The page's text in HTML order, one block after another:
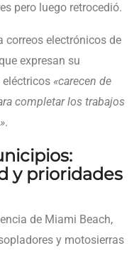
pero luego retrocedió.
correos electrónicos de
expresan su
eléctricos «carecen de
completar los trabajos
.
y prioridades
de Miami Beach,
y motosierras